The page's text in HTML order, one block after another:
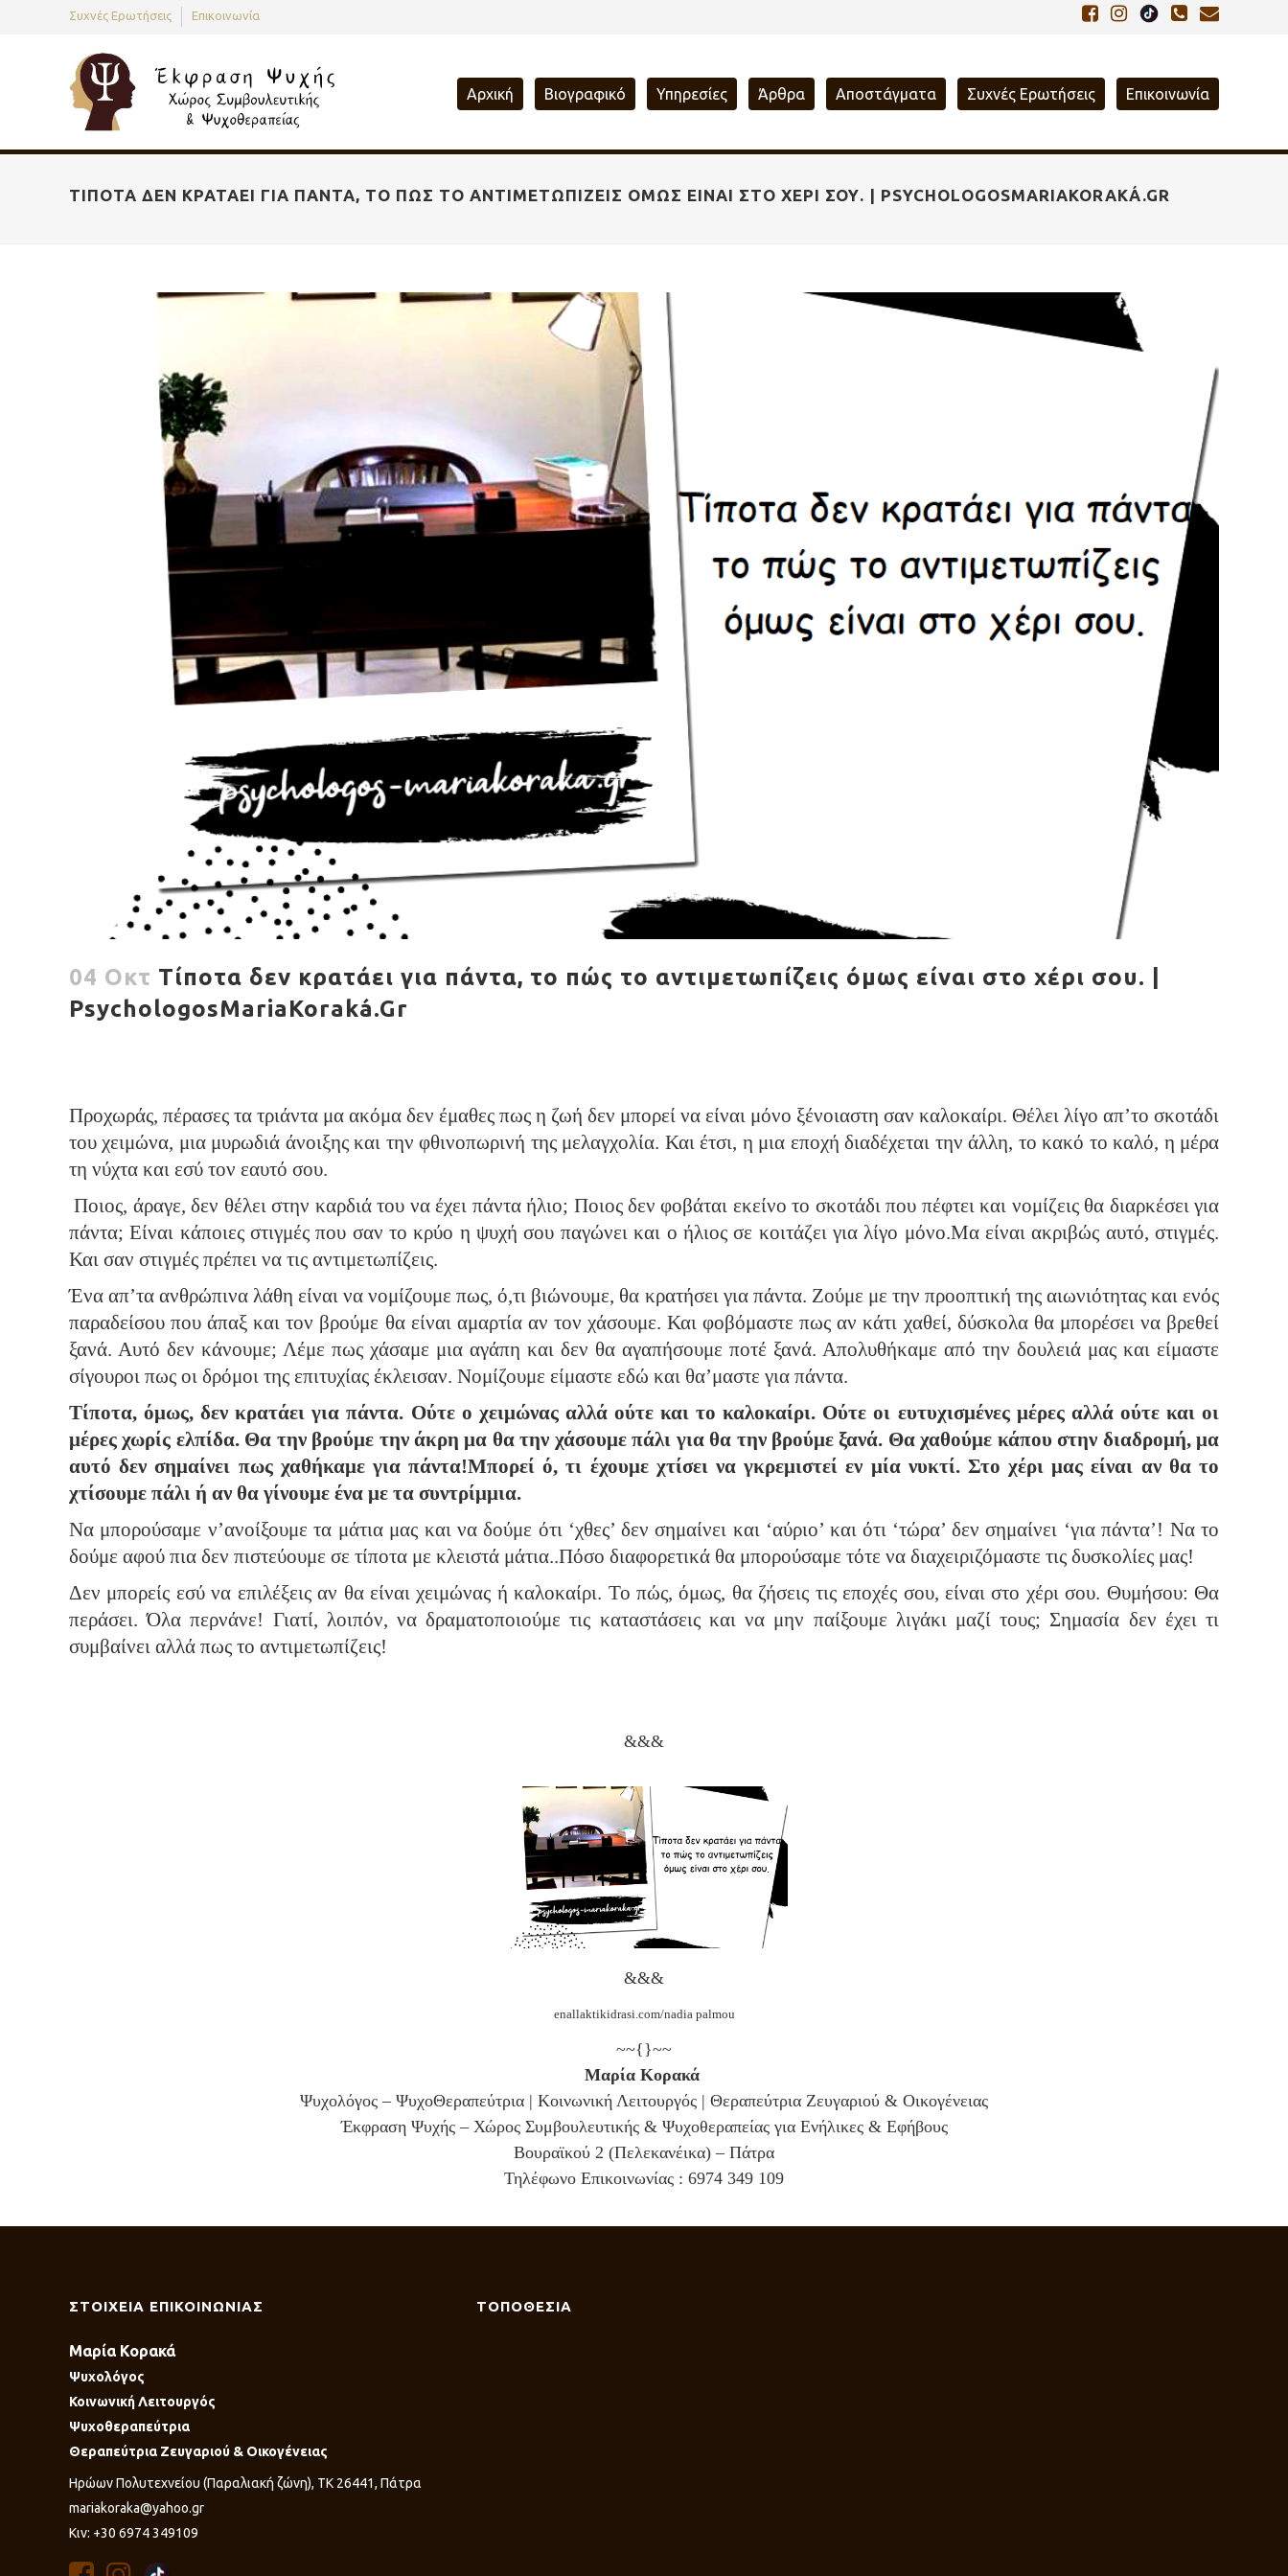
Συχνές Ερωτήσεις Επικοινωνία
Αρχική Βιογραφικό Υπηρεσίες Άρθρα Αποστάγματα Συχνές Ερωτήσεις Επικοινωνία
ΤΊΠΟΤΑ ΔΕΝ ΚΡΑΤΆΕΙ ΓΙΑ ΠΆΝΤΑ, ΤΟ ΠΏΣ ΤΟ ΑΝΤΙΜΕΤΩΠΊΖΕΙΣ ΌΜΩΣ ΕΊΝΑΙ ΣΤΟ ΧΈΡΙ ΣΟΥ. | PSYCHOLOGOSMARIAKORAKÁ.GR
04 Οκτ Τίποτα δεν κρατάει για πάντα, το πώς το αντιμετωπίζεις όμως είναι στο χέρι σου. |
PsychologosMariaKoraká.Gr
Προχωράς, πέρασες τα τριάντα μα ακόμα δεν έμαθες πως η ζωή δεν μπορεί να είναι μόνο ξένοιαστη σαν καλοκαίρι. Θέλει λίγο απ’το σκοτάδι
του χειμώνα, μια μυρωδιά άνοιξης και την φθινοπωρινή της μελαγχολία. Και έτσι, η μια εποχή διαδέχεται την άλλη, το κακό το καλό, η μέρα
τη νύχτα και εσύ τον εαυτό σου.
Ποιος, άραγε, δεν θέλει στην καρδιά του να έχει πάντα ήλιο; Ποιος δεν φοβάται εκείνο το σκοτάδι που πέφτει και νομίζεις θα διαρκέσει για
πάντα; Είναι κάποιες στιγμές που σαν το κρύο η ψυχή σου παγώνει και ο ήλιος σε κοιτάζει για λίγο μόνο.Μα είναι ακριβώς αυτό, στιγμές.
Και σαν στιγμές πρέπει να τις αντιμετωπίζεις.
Ένα απ’τα ανθρώπινα λάθη είναι να νομίζουμε πως, ό,τι βιώνουμε, θα κρατήσει για πάντα. Ζούμε με την προοπτική της αιωνιότητας και ενός
παραδείσου που άπαξ και τον βρούμε θα είναι αμαρτία αν τον χάσουμε. Και φοβόμαστε πως αν κάτι χαθεί, δύσκολα θα μπορέσει να βρεθεί
ξανά. Αυτό δεν κάνουμε; Λέμε πως χάσαμε μια αγάπη και δεν θα αγαπήσουμε ποτέ ξανά. Απολυθήκαμε από την δουλειά μας και είμαστε
σίγουροι πως οι δρόμοι της επιτυχίας έκλεισαν. Νομίζουμε είμαστε εδώ και θα’μαστε για πάντα.
Τίποτα, όμως, δεν κρατάει για πάντα. Ούτε ο χειμώνας αλλά ούτε και το καλοκαίρι. Ούτε οι ευτυχισμένες μέρες αλλά ούτε και οι
μέρες χωρίς ελπίδα. Θα την βρούμε την άκρη μα θα την χάσουμε πάλι για θα την βρούμε ξανά. Θα χαθούμε κάπου στην διαδρομή, μα
αυτό δεν σημαίνει πως χαθήκαμε για πάντα!Μπορεί ό, τι έχουμε χτίσει να γκρεμιστεί εν μία νυκτί. Στο χέρι μας είναι αν θα το
χτίσουμε πάλι ή αν θα γίνουμε ένα με τα συντρίμμια.
Να μπορούσαμε ν’ανοίξουμε τα μάτια μας και να δούμε ότι ‘χθες’ δεν σημαίνει και ‘αύριο’ και ότι ‘τώρα’ δεν σημαίνει ‘για πάντα’! Να το
δούμε αφού πια δεν πιστεύουμε σε τίποτα με κλειστά μάτια..Πόσο διαφορετικά θα μπορούσαμε τότε να διαχειριζόμαστε τις δυσκολίες μας!
Δεν μπορείς εσύ να επιλέξεις αν θα είναι χειμώνας ή καλοκαίρι. Το πώς, όμως, θα ζήσεις τις εποχές σου, είναι στο χέρι σου. Θυμήσου: Θα
περάσει. Όλα περνάνε! Γιατί, λοιπόν, να δραματοποιούμε τις καταστάσεις και να μην παίξουμε λιγάκι μαζί τους; Σημασία δεν έχει τι
συμβαίνει αλλά πως το αντιμετωπίζεις!
&&&
&&&
enallaktikidrasi.com/nadia palmou
~~{}~~
Μαρία Κορακά
Ψυχολόγος – ΨυχοΘεραπεύτρια | Κοινωνική Λειτουργός | Θεραπεύτρια Ζευγαριού & Οικογένειας
Έκφραση Ψυχής – Χώρος Συμβουλευτικής & Ψυχοθεραπείας για Ενήλικες & Εφήβους
Βουραϊκού 2 (Πελεκανέικα) – Πάτρα
Τηλέφωνο Επικοινωνίας : 6974 349 109
ΣΤΟΙΧΕΙΑ ΕΠΙΚΟΙΝΩΝΙΑΣ
Μαρία Κορακά
Ψυχολόγος
Κοινωνική Λειτουργός
Ψυχοθεραπεύτρια
Θεραπεύτρια Ζευγαριού & Οικογένειας
Ηρώων Πολυτεχνείου (Παραλιακή ζώνη), ΤΚ 26441, Πάτρα
mariakoraka@yahoo.gr
Κιν: +30 6974 349109
ΤΟΠΟΘΕΣΙΑ